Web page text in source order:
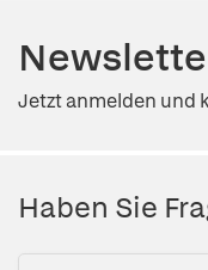
Jetzt anmelden und
Haben Sie